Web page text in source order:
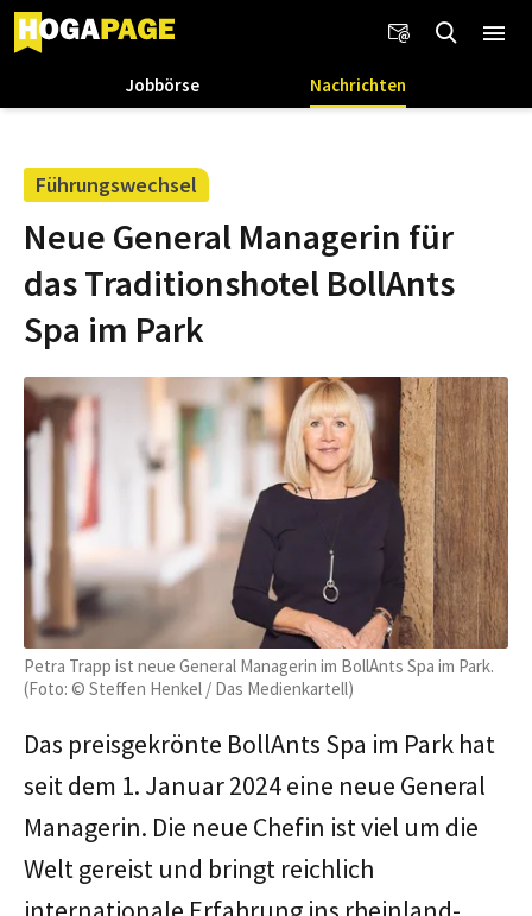
Jobbörse Nachrichten
Führungswechsel
Neue General Managerin für
das Traditionshotel BollAnts
Spa im Park
Petra Trapp ist neue General Managerin im BollAnts Spa im Park.
(Foto: © Steffen Henkel / Das Medienkartell)
Das preisgekrönte BollAnts Spa im Park hat
seit dem 1. Januar 2024 eine neue General
Managerin. Die neue Chefin ist viel um die
Welt gereist und bringt reichlich